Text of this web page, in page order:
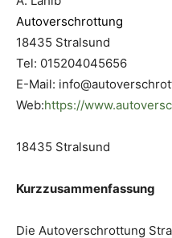
Autoverschrottung
18435 Stralsund
Tel: 015204045656
E-Mail:
Web:https://
18435 Stralsund
Kurzzusammenfassung
Die Autoverschrottung